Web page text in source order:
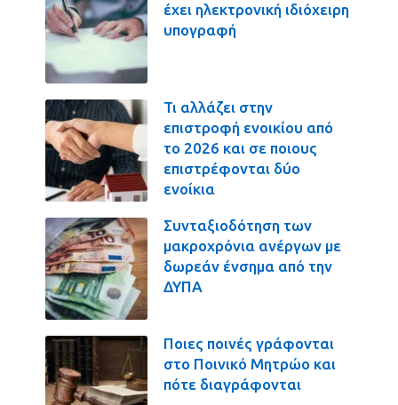
έχει ηλεκτρονική ιδιόχειρη
υπογραφή
Τι αλλάζει στην
επιστροφή ενοικίου από
το 2026 και σε ποιους
επιστρέφονται δύο
ενοίκια
Συνταξιοδότηση των
μακροχρόνια ανέργων με
δωρεάν ένσημα από την
ΔΥΠΑ
Ποιες ποινές γράφονται
στο Ποινικό Μητρώο και
πότε διαγράφονται